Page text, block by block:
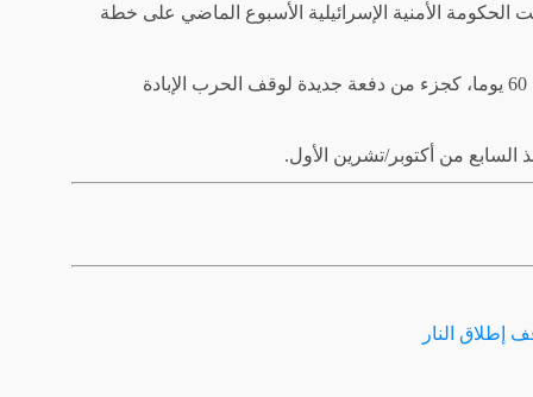
الأمنية الإسرائيلية الأسبوع الماضي على خطة
قالت القاهرة يوم الثلاثاء إنها تعمل مع قطر والولايات المتحدة لتأمين وقف لإطلاق النار في غزة لمدة 60 يوما، كجزء من دفعة جديدة لوقف الحرب الإبادة
من أكتوبر/تشرين الأول.
إطلاق النار